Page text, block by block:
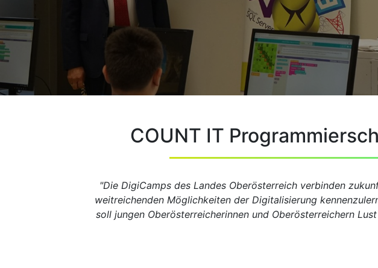
COUNT IT
"Die DigiCamps des Landes Oberösterreich verbinden
weitreichenden Möglichkeiten der Digitalisierung
soll jungen Oberösterreicherinnen und Oberösterreichern